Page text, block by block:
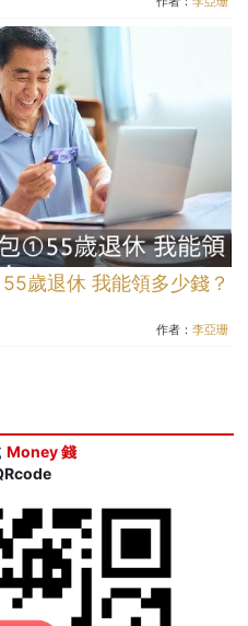
歲退休 我能領多少錢？
作者： 李亞珊
Money 錢